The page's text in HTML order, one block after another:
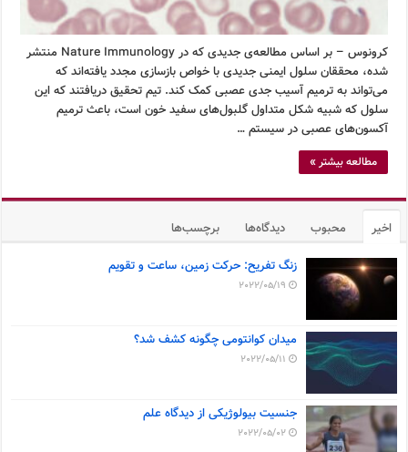
کرونوس – بر اساس مطالعه‌ی جدیدی که در Nature Immunology منتشر
شده، محققان سلول ایمنی جدیدی با خواص بازسازی مجدد یافته‌اند که
می‌تواند به ترمیم آسیب جدی عصبی کمک کند. تیم تحقیق دریافتند که این
سلول که شبیه شکل متداول گلبول‌های سفید خون است، باعث ترمیم
آکسون‌های عصبی در سیستم …
مطالعه بیشتر »
اخیر محبوب دیدگاه‌ها برچسب‌ها
زنگ تفریح: حرکت زمین، ساعت و تقویم
2022/05/19
میدان کوانتومی چگونه کشف شد؟
2022/05/11
جنسیت بیولوژیکی از دیدگاه علم
2022/05/02